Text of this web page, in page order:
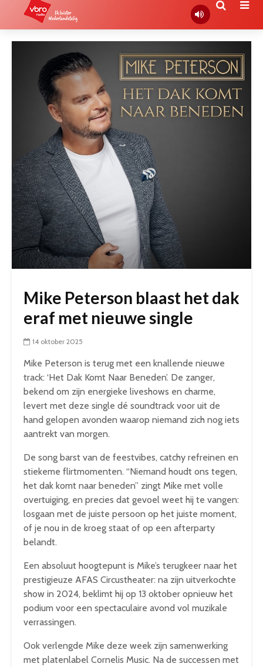
Mike Peterson blaast het dak
eraf met nieuwe single
14 oktober 2025
Mike Peterson is terug met een knallende nieuwe
track: ‘Het Dak Komt Naar Beneden’. De zanger,
bekend om zijn energieke liveshows en charme,
levert met deze single dé soundtrack voor uit de
hand gelopen avonden waarop niemand zich nog iets
aantrekt van morgen.
De song barst van de feestvibes, catchy refreinen en
stiekeme flirtmomenten. “Niemand houdt ons tegen,
het dak komt naar beneden” zingt Mike met volle
overtuiging, en precies dat gevoel weet hij te vangen:
losgaan met de juiste persoon op het juiste moment,
of je nou in de kroeg staat of op een afterparty
belandt.
Een absoluut hoogtepunt is Mike’s terugkeer naar het
prestigieuze AFAS Circustheater: na zijn uitverkochte
show in 2024, beklimt hij op 13 oktober opnieuw het
podium voor een spectaculaire avond vol muzikale
verrassingen.
Ook verlengde Mike deze week zijn samenwerking
met platenlabel Cornelis Music. Na de successen met